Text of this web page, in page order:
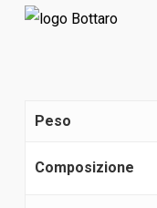
Peso
Composizione